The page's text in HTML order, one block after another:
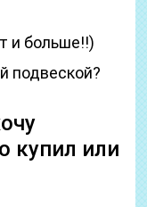
и больше!!)
подвеской?
купил или